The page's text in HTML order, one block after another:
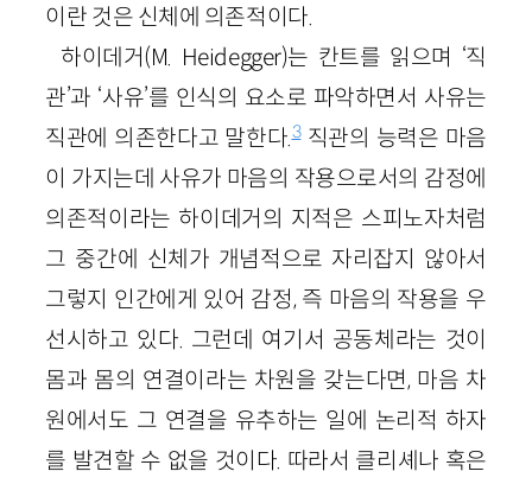
이란 것은 신체에 의존적이다.
하이데거(M. Heidegger)는 칸트를 읽으며 ‘직
관’과 ‘사유’를 인식의 요소로 파악하면서 사유는
직관에 의존한다고 말한다.3직관의 능력은 마음
이 가지는데 사유가 마음의 작용으로서의 감정에
의존적이라는 하이데거의 지적은 스피노자처럼
그 중간에 신체가 개념적으로 자리잡지 않아서
그렇지 인간에게 있어 감정, 즉 마음의 작용을 우
선시하고 있다. 그런데 여기서 공동체라는 것이
몸과 몸의 연결이라는 차원을 갖는다면, 마음 차
원에서도 그 연결을 유추하는 일에 논리적 하자
를 발견할 수 없을 것이다. 따라서 클리셰나 혹은